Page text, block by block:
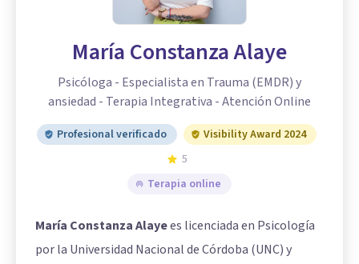
María Constanza Alaye
Psicóloga - Especialista en Trauma (EMDR) y
ansiedad - Terapia Integrativa - Atención Online
Profesional verificado
Visibility Award 2024
5
Terapia online
María Constanza Alayees licenciada en Psicología
por la Universidad Nacional de Córdoba (UNC) y